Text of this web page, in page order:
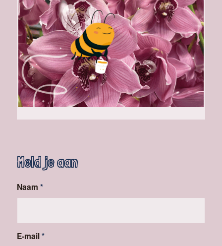
Meld je aan
Naam *
E-mail*